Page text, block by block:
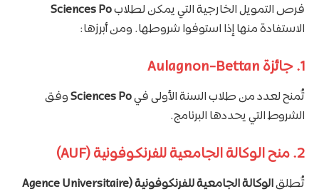
فرص التمويل الخارجية التي يمكن لطلابSciences Po
الاستفادة منها إذا استوفوا شروطها. ومن أبرزها:
1. جائزة Aulagnon-Bettan
تُمنح لعدد من طلاب السنة الأولى فيSciences Poوفق
الشروط التي يحددها البرنامج.
2. منح الوكالة الجامعية للفرنكوفونية (AUF)
تُطلق
الوكالة الجامعية للفرنكوفونية (Agence Universitaire